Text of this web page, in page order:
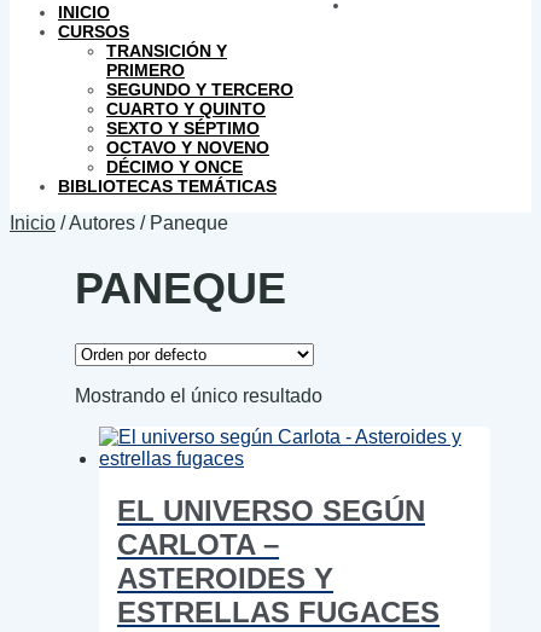
INICIO
CURSOS
TRANSICIÓN Y
PRIMERO
SEGUNDO Y TERCERO
CUARTO Y QUINTO
SEXTO Y SÉPTIMO
OCTAVO Y NOVENO
DÉCIMO Y ONCE
BIBLIOTECAS TEMÁTICAS
Inicio /Autores / Paneque
PANEQUE
Mostrando el único resultado
EL UNIVERSO SEGÚN
CARLOTA –
ASTEROIDES Y
ESTRELLAS FUGACES